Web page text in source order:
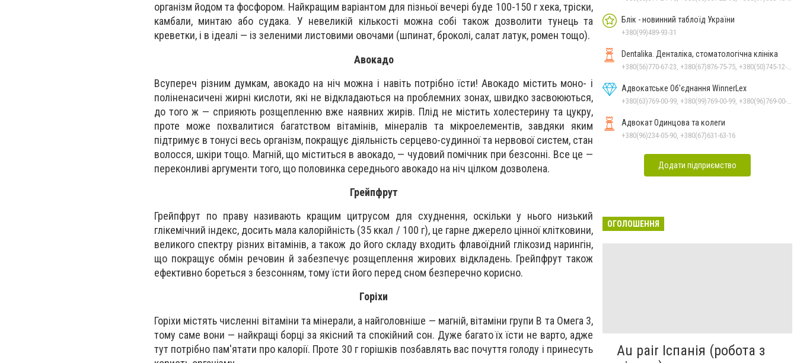
організм йодом та фосфором. Найкращим варіантом для пізньої вечері буде 100-150 г хека, тріски,
камбали, минтаю або судака. У невеликій кількості можна собі також дозволити тунець та
креветки, і в ідеалі — із зеленими листовими овочами (шпинат, броколі, салат латук, ромен тощо).
Авокадо
Всупереч різним думкам, авокадо на ніч можна і навіть потрібно їсти! Авокадо містить моно- і
поліненасичені жирні кислоти, які не відкладаються на проблемних зонах, швидко засвоюються,
до того ж — сприяють розщепленню вже наявних жирів. Плід не містить холестерину та цукру,
проте може похвалитися багатством вітамінів, мінералів та мікроелементів, завдяки яким
підтримує в тонусі весь організм, покращує діяльність серцево-судинної та нервової систем, стан
волосся, шкіри тощо. Магній, що міститься в авокадо, — чудовий помічник при безсонні. Все це —
переконливі аргументи того, що половинка середнього авокадо на ніч цілком дозволена.
Грейпфрут
Грейпфрут по праву називають кращим цитрусом для схуднення, оскільки у нього низький
глікемічний індекс, досить мала калорійність (35 ккал / 100 г), це гарне джерело цінної клітковини,
великого спектру різних вітамінів, а також до його складу входить флавоїдний глікозид нарингін,
що покращує обмін речовин й забезпечує розщеплення жирових відкладень. Грейпфрут також
ефективно бореться з безсонням, тому їсти його перед сном безперечно корисно.
Горіхи
Горіхи містять численні вітаміни та мінерали, а найголовніше — магній, вітаміни групи В та Омега 3,
тому саме вони — найкращі борці за якісний та спокійний сон. Дуже багато їх їсти не варто, адже
тут потрібно пам'ятати про калорії. Проте 30 г горішків позбавлять вас почуття голоду і принесуть
Блік - новинний таблоїд України
+380(99)489-93-31
Dentalika. Денталіка, стоматологічна клініка
Адвокатське Об'єднання WinnerLex
Адвокат Одинцова та колеги
+380(96)234-05-90, +380(67)631-63-16
Додати підприємство
ОГОЛОШЕННЯ
Au pair Іспанія (робота з